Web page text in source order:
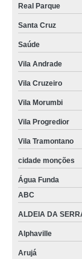
Real Parque
Santa Cruz
Saúde
Vila Andrade
Vila Cruzeiro
Vila Morumbi
Vila Progredior
Vila Tramontano
cidade monções
Água Funda
ABC
ALDEIA DA
Alphaville
Arujá